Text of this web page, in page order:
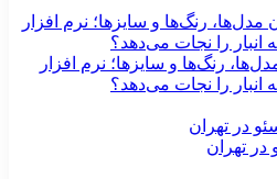
رنگ‌ها و سایزها؛ نرم افزار
را نجات می‌دهد؟
در تهران